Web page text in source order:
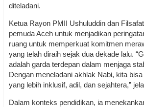
diteladani.
Ketua Rayon PMII Ushuluddin dan
pemuda Aceh untuk menjadikan
ruang untuk memperkuat komitmen
yang telah diraih sejak dua dekade lalu.
adalah garda terdepan dalam menjaga
Dengan meneladani akhlak Nabi, kita
yang lebih inklusif, adil, dan sejahtera,”
Dalam konteks pendidikan, ia